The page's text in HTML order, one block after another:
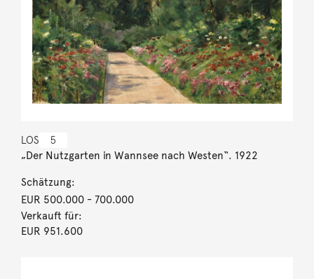
LOS 5
„Der Nutzgarten in Wannsee nach Westen“. 1922
Schätzung:
EUR 500.000- 700.000
Verkauft für:
EUR 951.600